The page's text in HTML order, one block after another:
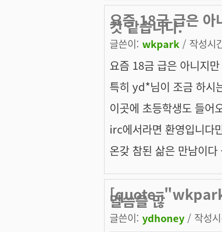
요즘 18금 급은 아
것 같습니다.
글쓴이: wkpark / 작성시
요즘 18금 급은 아니지
특히 yd*님이 조금 하시
이곳에 초등학생도 들어
irc에서라면 환영입니다
온갖 참된 삶은 만남이
말씀을 많
글쓴이: ydhoney / 작성